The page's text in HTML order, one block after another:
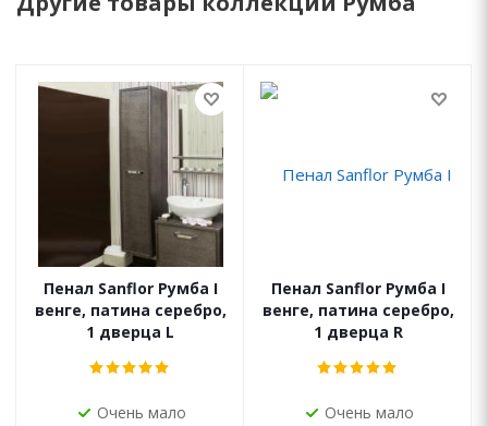
Пенал Sanflor Румба I
венге, патина серебро,
1 дверца L
Очень мало
Пенал Sanflor Румба I
венге, патина серебро,
1 дверца R
Очень мало